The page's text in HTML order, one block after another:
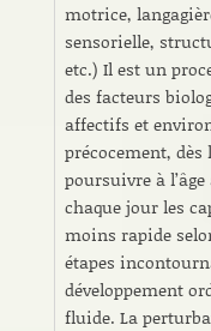
motrice,
sensorielle,
etc.) Il est un
des facteurs
affectifs et
précocement,
poursuivre à
chaque jour les
moins rapide
étapes
développement
fluide. La